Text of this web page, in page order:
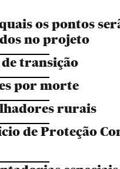
os pontos
no projeto
de transição
por morte
rurais
de Proteção